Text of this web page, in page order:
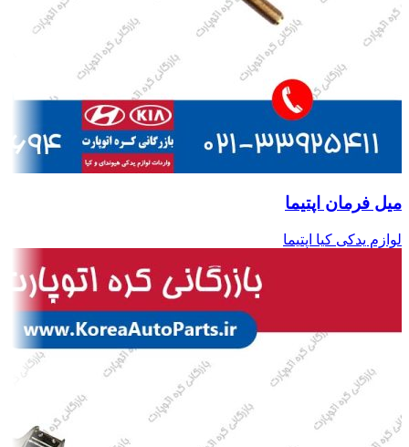
میل فرمان اپتیما
لوازم یدکی کیا اپتیما